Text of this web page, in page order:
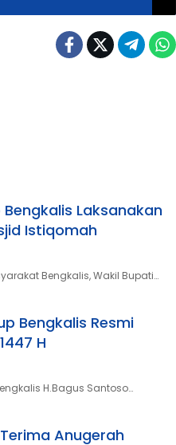
Laksanakan
Istiqomah
Bengkalis, Wakil Bupati…
Bengkalis Resmi
H
H.Bagus Santoso…
Anugerah